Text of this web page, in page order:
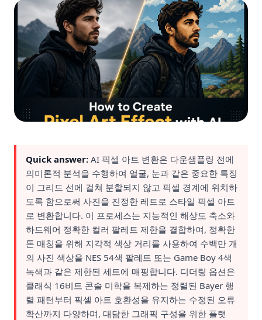
Quick answer: AI 픽셀 아트 변환은 다운샘플링 전에
의미론적 분석을 수행하여 얼굴, 눈과 같은 중요한 특징
이 그리드 선에 걸쳐 분할되지 않고 픽셀 경계에 위치하
도록 함으로써 사진을 진정한 레트로 스타일 픽셀 아트
로 변환합니다. 이 프로세스는 지능적인 해상도 축소와
하드웨어 정확한 컬러 팔레트 제한을 결합하여, 정확한
톤 매칭을 위해 지각적 색상 거리를 사용하여 수백만 개
의 사진 색상을 NES 54색 팔레트 또는 Game Boy 4색
녹색과 같은 제한된 세트에 매핑합니다. 디더링 옵션은
클래식 16비트 콘솔 미학을 복제하는 정렬된 Bayer 행
렬 패턴부터 픽셀 아트 호환성을 유지하는 수정된 오류
확산까지 다양하며, 대담한 그래픽 구성을 위한 플랫